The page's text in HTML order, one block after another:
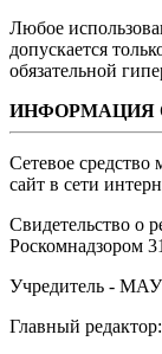
Любое
допускается
обязательной
ИНФОРМАЦИЯ
Сетевое
сайт в сети
Свидетельство
Роскомнадзором
Учредитель -
Главный